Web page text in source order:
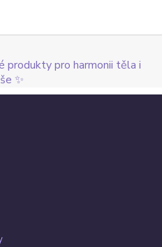
produkty pro harmonii těla i
✨